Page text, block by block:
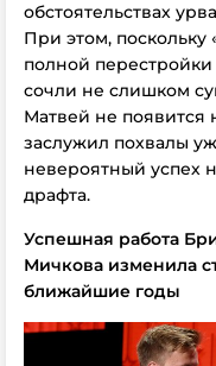
обстоятельствах
При этом,
полной перестройки
сочли не слишком
Матвей не появится
заслужил похвалы
невероятный успех
драфта.
Успешная работа
Мичкова изменила
ближайшие годы